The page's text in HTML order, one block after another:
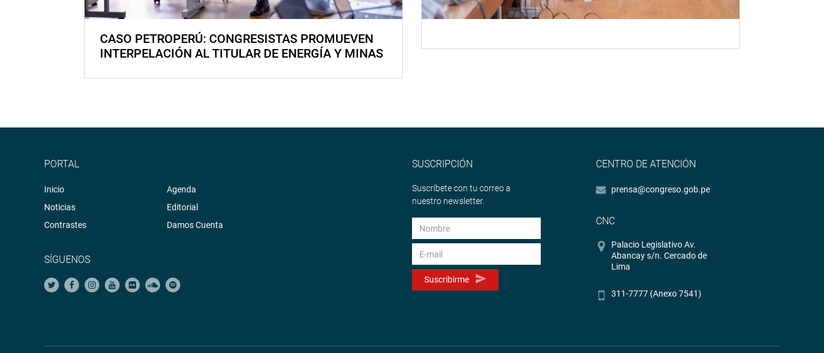
CASO PETROPERÚ: CONGRESISTAS PROMUEVEN
INTERPELACIÓN AL TITULAR DE ENERGÍA Y MINAS
PORTAL
Inicio
Noticias
Contrastes
Agenda
Editorial
Damos Cuenta
SÍGUENOS
SUSCRIPCIÓN
Suscríbete con tu correo a
nuestro newsletter.
Suscribirme
CENTRO DE ATENCIÓN
prensa@congreso.gob.pe
CNC
Palacio Legislativo Av.
Abancay s/n. Cercado de
Lima
311-7777 (Anexo 7541)